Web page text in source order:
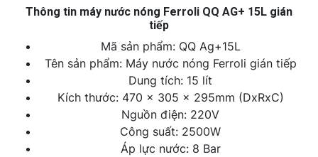
Thông tin máy nước nóng Ferroli QQ AG+ 15L gián
tiếp
Mã sản phẩm: QQ Ag+15L
Tên sản phẩm: Máy nước nóng Ferroli gián tiếp
Dung tích: 15 lít
Kích thước: 470 x 305 x 295mm (DxRxC)
Nguồn điện: 220V
Công suất: 2500W
Áp lực nước: 8 Bar